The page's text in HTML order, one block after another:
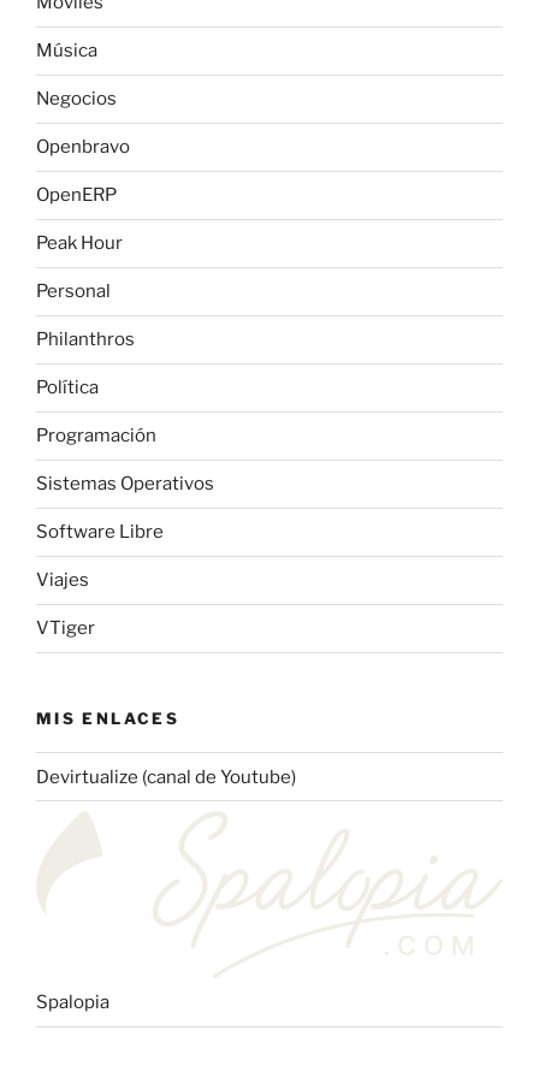
Música
Negocios
Openbravo
OpenERP
Peak Hour
Personal
Philanthros
Política
Programación
Sistemas Operativos
Software Libre
Viajes
VTiger
MIS ENLACES
Devirtualize (canal de Youtube)
Spalopia